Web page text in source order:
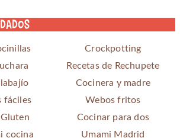
Crockpotting
Recetas de Rechupete
Cocinera y madre
fáciles
Webos fritos
Cocinar para dos
cocina
Umami Madrid